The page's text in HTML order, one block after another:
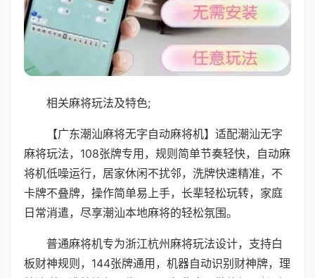
相关麻将玩法及特色;
【广东潮汕麻将无字自动麻将机】适配潮汕无字
麻将玩法，108张牌专用，规则简单节奏轻快，自动麻
将机低噪运行，居家休闲不扰邻，洗牌快速精准，不
卡牌不叠牌，操作简单易上手，长辈轻松玩转，家庭
日常消遣，尽享潮汕本地麻将的轻松氛围。
普通麻将机专为浙江杭州麻将玩法设计，支持白
板财神规则，144张牌通用，机器自动识别财神牌，理